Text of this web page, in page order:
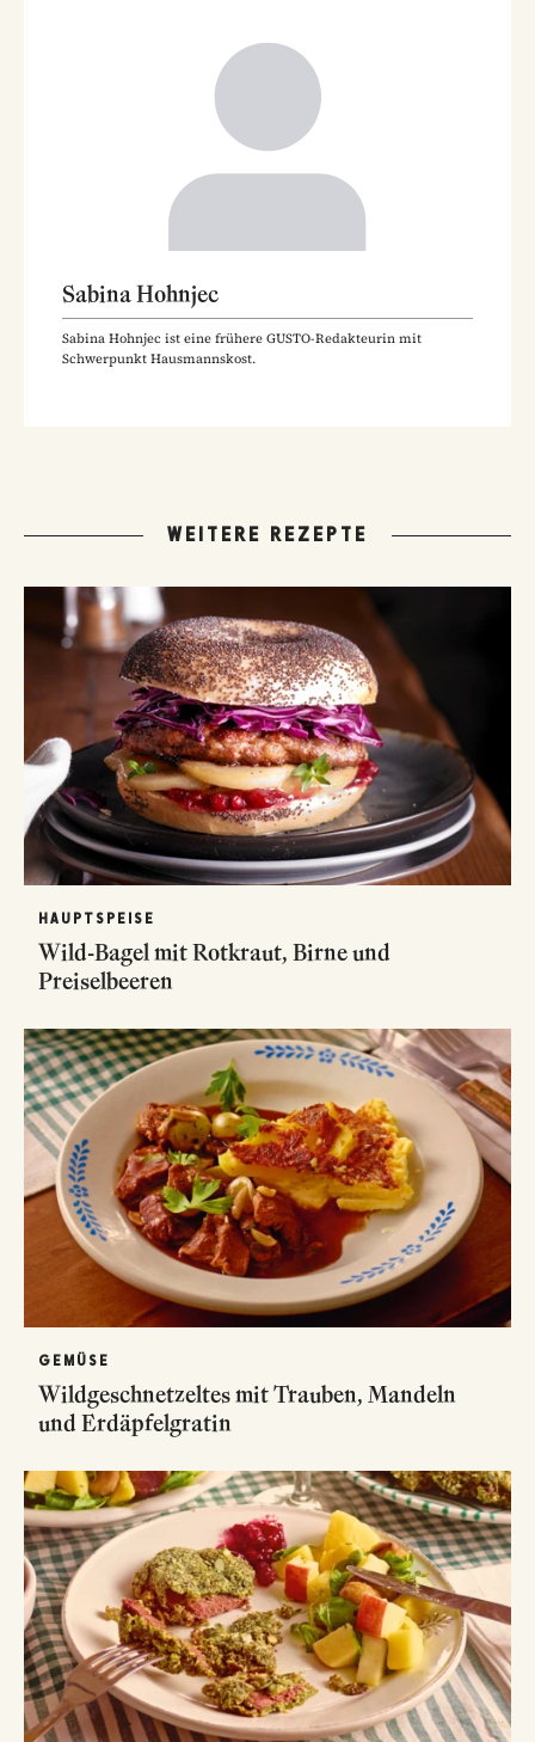
Sabina Hohnjec
Sabina Hohnjec ist eine frühere GUSTO-Redakteurin mit
Schwerpunkt Hausmannskost.
WEITERE REZEPTE
HAUPTSPEISE
Wild-Bagel mit Rotkraut, Birne und
Preiselbeeren
GEMÜSE
Wildgeschnetzeltes mit Trauben, Mandeln
und Erdäpfelgratin